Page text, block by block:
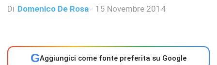
Di Domenico De Rosa - 15 Novembre 2014
GAggiungici come fonte preferita su Google